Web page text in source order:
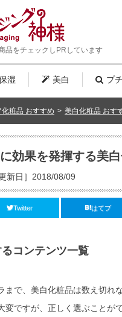
品をチェックしPRしています
湿 美白 プ
粧品 おすすめ > 美白化粧品 おす
に効果を発揮する美
新日］2018/08/09
Twitter はてブ
コンテンツ一覧
まで、美白化粧品は数え切れ
変ですが、正しく選ぶことが